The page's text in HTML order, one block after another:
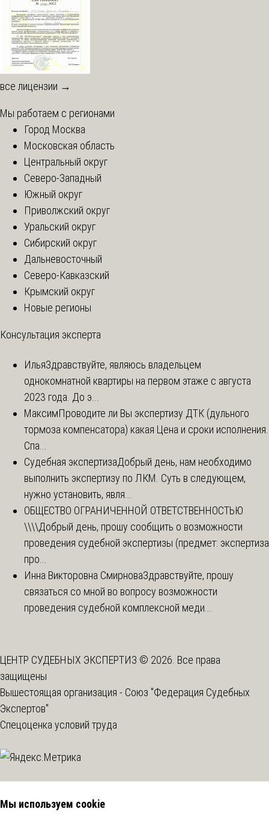
все лицензии →
Мы работаем с регионами
Город Москва
Московская область
Центральный округ
Северо-Западный
Южный округ
Приволжский округ
Уральский округ
Сибирский округ
Дальневосточный
Северо-Кавказский
Крымский округ
Новые регионы
Консультация эксперта
ИльяЗдравствуйте, являюсь владельцем
однокомнатной квартиры на первом этаже с августа
2023 года. До э...
МаксимПроводите ли Вы экспертизу ДТК (дульного
тормоза компенсатора) какая Цена и сроки исполнения.
Спа...
Судебная экспертизаДобрый день, нам необходимо
выполнить экспертизу по ЛКМ. Суть в следующем,
нужно установить, явля...
ОБЩЕСТВО ОГРАНИЧЕННОЙ ОТВЕТСТВЕННОСТЬЮ
\\\\Добрый день, прошу сообщить о возможности
проведения судебной экспертизы (предмет: экспертиза
про...
Инна Викторовна СмирноваЗдравствуйте, прошу
связаться со мной во вопросу возможности
проведения судебной комплексной меди...
ЦЕНТР СУДЕБНЫХ ЭКСПЕРТИЗ © 2026. Все права
защищены
Вышестоящая организация - Союз "Федерация Судебных
Экспертов"
Спецоценка условий труда
Мы используем cookie